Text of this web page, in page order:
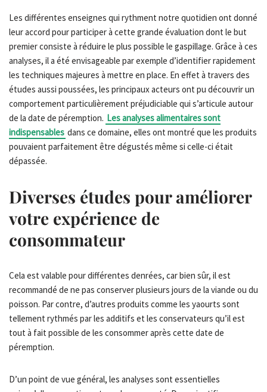
Les différentes enseignes qui rythment notre quotidien ont donné
leur accord pour participer à cette grande évaluation dont le but
premier consiste à réduire le plus possible le gaspillage. Grâce à ces
analyses, il a été envisageable par exemple d’identifier rapidement
les techniques majeures à mettre en place. En effet à travers des
études aussi poussées, les principaux acteurs ont pu découvrir un
comportement particulièrement préjudiciable qui s’articule autour
de la date de péremption. Les analyses alimentaires sont
indispensables dans ce domaine, elles ont montré que les produits
pouvaient parfaitement être dégustés même si celle-ci était
dépassée.
Diverses études pour améliorer
votre expérience de
consommateur
Cela est valable pour différentes denrées, car bien sûr, il est
recommandé de ne pas conserver plusieurs jours de la viande ou du
poisson. Par contre, d’autres produits comme les yaourts sont
tellement rythmés par les additifs et les conservateurs qu’il est
tout à fait possible de les consommer après cette date de
péremption.
D’un point de vue général, les analyses sont essentielles